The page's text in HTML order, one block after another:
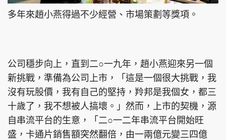
多年來趙小燕得過不少經營、市場策劃等獎項。
公司穩步向上，直到二○一九年，趙小燕迎來另一個
新挑戰，準備為公司上市，「這是一個很大挑戰，我
沒有玩股價，我有自己的堅持，羚邦是我個女，都三
十歲了，我不想被人搞壞。」然而，上市的契機，源
自串流平台的生意，「二○一二年串流平台開始旺
盛，卡通片銷售額突然翻倍，由一兩億元變三四億